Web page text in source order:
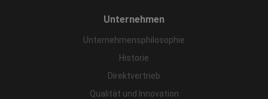
Unternehmen
Unternehmensphilosophie
Historie
Direktvertrieb
Qualität und Innovation